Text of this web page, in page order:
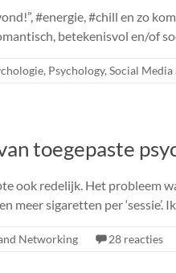
#energie, #chill en zo
betekenisvol en/of
, Psychology, Social
toegepaste
ook redelijk. Het probleem
sigaretten per ‘sessie’.
Networking 28 reacties